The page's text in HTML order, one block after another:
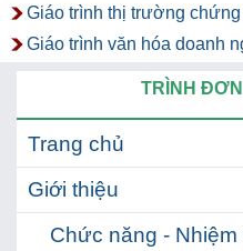
Giáo trình thị trường chứng
Giáo trình văn hóa doanh
TRÌNH
Trang chủ
Giới thiệu
Chức năng - Nhiệm